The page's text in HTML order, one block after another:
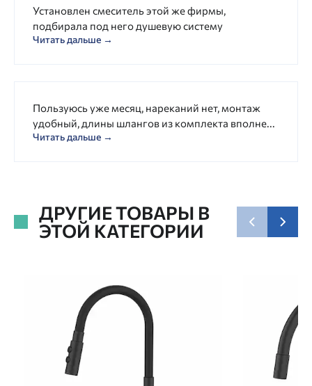
Установлен смеситель этой же фирмы,
подбирала под него душевую систему
Читать дальше →
Пользуюсь уже месяц, нареканий нет, монтаж
удобный, длины шлангов из комплекта вполне...
Читать дальше →
ДРУГИЕ ТОВАРЫ В
ЭТОЙ КАТЕГОРИИ